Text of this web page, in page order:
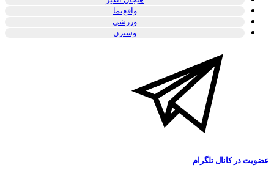
واقع‌نما
ورزشی
وسترن
عضویت در کانال تلگرام